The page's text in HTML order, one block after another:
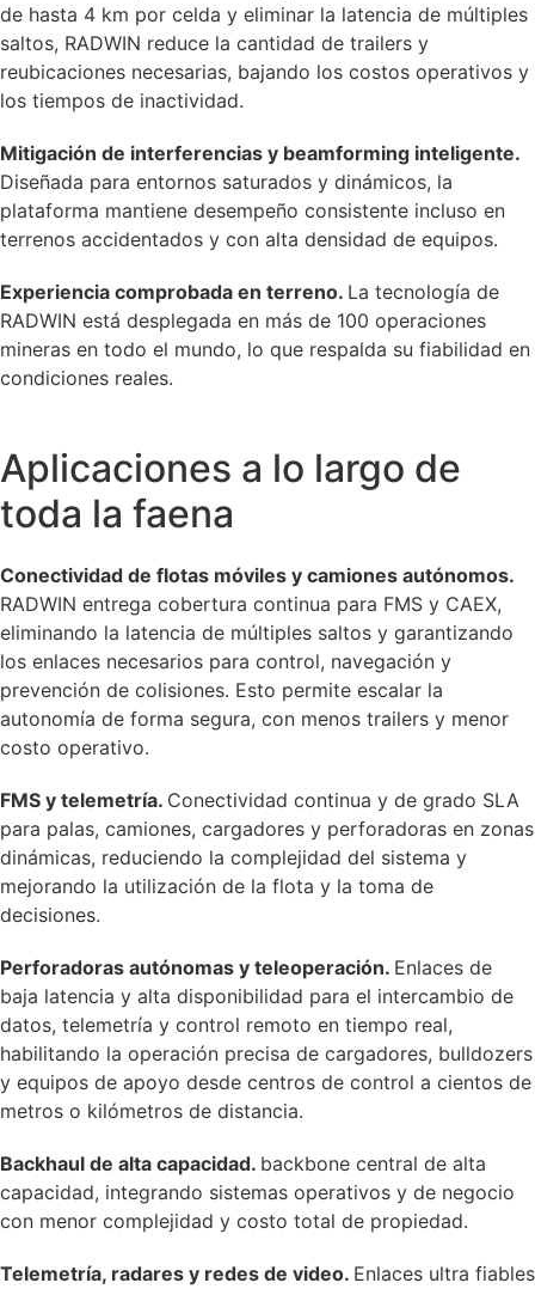
de hasta 4 km por celda y eliminar la latencia de múltiples
saltos, RADWIN reduce la cantidad de trailers y
reubicaciones necesarias, bajando los costos operativos y
los tiempos de inactividad.
Mitigación de interferencias y beamforming inteligente.
Diseñada para entornos saturados y dinámicos, la
plataforma mantiene desempeño consistente incluso en
terrenos accidentados y con alta densidad de equipos.
Experiencia comprobada en terreno. La tecnología de
RADWIN está desplegada en más de 100 operaciones
mineras en todo el mundo, lo que respalda su fiabilidad en
condiciones reales.
Aplicaciones a lo largo de
toda la faena
Conectividad de flotas móviles y camiones autónomos.
RADWIN entrega cobertura continua para FMS y CAEX,
eliminando la latencia de múltiples saltos y garantizando
los enlaces necesarios para control, navegación y
prevención de colisiones. Esto permite escalar la
autonomía de forma segura, con menos trailers y menor
costo operativo.
FMS y telemetría. Conectividad continua y de grado SLA
para palas, camiones, cargadores y perforadoras en zonas
dinámicas, reduciendo la complejidad del sistema y
mejorando la utilización de la flota y la toma de
decisiones.
Perforadoras autónomas y teleoperación. Enlaces de
baja latencia y alta disponibilidad para el intercambio de
datos, telemetría y control remoto en tiempo real,
habilitando la operación precisa de cargadores, bulldozers
y equipos de apoyo desde centros de control a cientos de
metros o kilómetros de distancia.
Backhaul de alta capacidad. backbone central de alta
capacidad, integrando sistemas operativos y de negocio
con menor complejidad y costo total de propiedad.
Telemetría, radares y redes de video. Enlaces ultra fiables